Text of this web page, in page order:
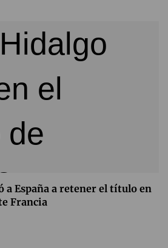
a España a retener el título en
Francia